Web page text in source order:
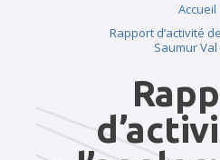
Accueil
Rapport d’activité
Saumur